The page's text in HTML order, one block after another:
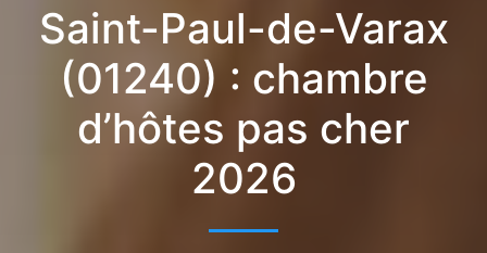
Saint-Paul-de-Varax
(01240) : chambre
d’hôtes pas cher
2026